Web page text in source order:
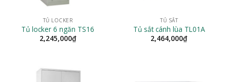
TỦ LOCKER
Tủ locker 6 ngăn TS16
2,245,000₫
TỦ SẮT
Tủ sắt cánh lùa TL01A
2,464,000₫